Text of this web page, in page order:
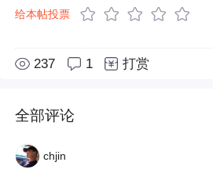
给本帖投票
237 1 打赏
全部评论
chjin